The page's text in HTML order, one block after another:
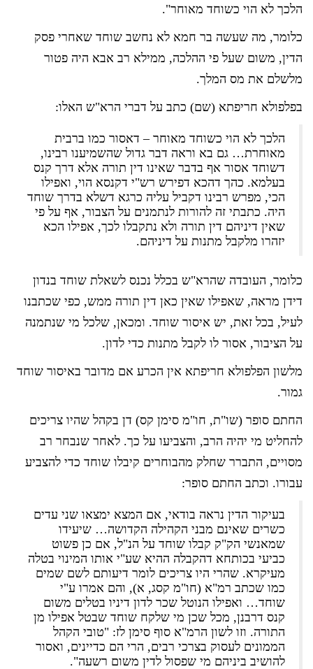
הלכך לא הוי כשוחד מאוחר".
כלומר, מה שעשה בר חמא לא נחשב שוחד שאחרי פסק
הדין, משום שעל פי ההלכה, ממילא רב אבא היה פטור
מלשלם את מס המלך.
בפלפולא חריפתא (שם) כתב על דברי הרא"ש האלו:
הלכך לא הוי כשוחד מאוחר – דאסור כמו ברבית
מאוחרת… גם בא וראה דבר גדול שהשמיענו רבינו,
דשוחד אסור אף בדבר שאינו דין תורה אלא דרך קנס
בעלמא. כהך דהכא דפירש רש"י דקנסא הוי, ואפילו
הכי, מפרש רבינו דקביל עליה כרגא דשלא בדרך שוחד
היה. כתבתי זה להורות לנתמנים על הצבור, אף על פי
שאין דיניהם דין תורה ולא נתקבלו לכך, אפילו הכא
יזהרו מלקבל מתנות על דיניהם.
כלומר, העובדה שהרא"ש בכלל נכנס לשאלת שוחד בנדון
דידן מראה, שאפילו שאין כאן דין תורה ממש, כפי שכתבנו
לעיל, בכל זאת, יש איסור שוחד. ומכאן, שלכל מי שנתמנה
על הציבור, אסור לו לקבל מתנות כדי לדון.
מלשון הפלפולא חריפתא אין הכרע אם מדובר באיסור שוחד
גמור.
החתם סופר (שו"ת, חו"מ סימן קס) דן בקהל שהיו צריכים
להחליט מי יהיה הרב, והצביעו על כך. לאחר שנבחר רב
מסויים, התברר שחלק מהבוחרים קיבלו שוחד כדי להצביע
עבורו. וכתב החתם סופר:
בעיקור הדין נראה בודאי, אם המצא ימצאו שני עדים
כשרים שאינם מבני הקהילה הקדושה… שיעידו
שמאנשי הק"ק קבלו שוחד על הנ"ל, אם כן פשוט
כביעי בכותחא דהקבלה ההיא שע"י אותו המינוי בטלה
מעיקרא. שהרי היו צריכים לומר דיעותם לשם שמים
כמו שכתב רמ"א (חו"מ קסג, א), והם אמרו ע"י
שוחד… ואפילו הנוטל שכר לדון דיניו בטלים משום
קנס דרבנן, מכל שכן מי שלקח שוחד שבטל אפילו מן
התורה. וזו לשון הרמ"א סוף סימן לז: "טובי הקהל
הממונים לעסוק בצרכי רבים, הרי הם כדיינים, ואסור
להושיב ביניהם מי שפסול לדין משום רשעה".